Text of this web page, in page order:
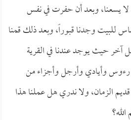
يسعنا، وبعد أن حفرت في نفس
وجدنا قبوراً، وبعد ذلك قمنا
آخر حيث يوجد عندنا في القرية
وأيادي وأرجل وأجزاء من
الزمان، ولا ندري هل عملنا هذا